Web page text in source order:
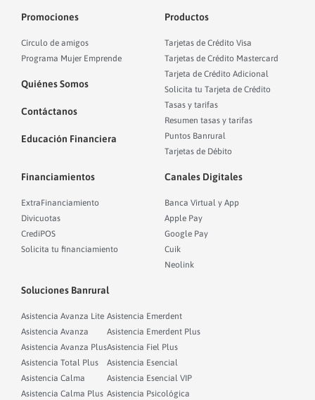
Promociones
Círculo de amigos
Programa Mujer Emprende
Quiénes Somos
Contáctanos
Educación Financiera
Productos
Tarjetas de Crédito Visa
Tarjetas de Crédito Mastercard
Tarjeta de Crédito Adicional
Solicita tu Tarjeta de Crédito
Tasas y tarifas
Resumen tasas y tarifas
Puntos Banrural
Tarjetas de Débito
Financiamientos
ExtraFinanciamiento
Divicuotas
CrediPOS
Solicita tu financiamiento
Canales Digitales
Banca Virtual y App
Apple Pay
Google Pay
Cuik
Neolink
Soluciones Banrural
Asistencia Avanza Lite
Asistencia Avanza
Asistencia Avanza Plus
Asistencia Total Plus
Asistencia Calma
Asistencia Calma Plus
Asistencia Emerdent
Asistencia Emerdent Plus
Asistencia Fiel Plus
Asistencia Esencial
Asistencia Esencial VIP
Asistencia Psicológica